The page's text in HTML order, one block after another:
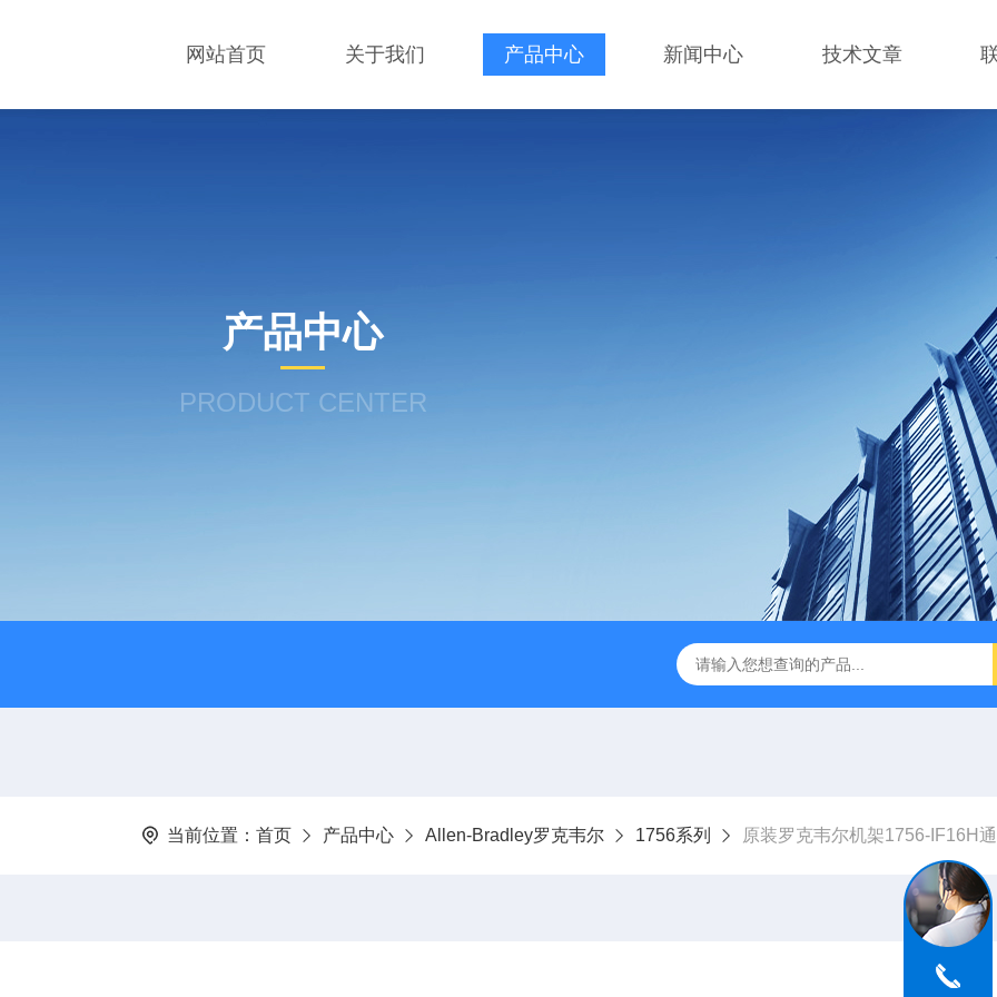
网站首页 关于我们 产品中心 新闻中心 技术文章
产品中心
PRODUCT CENTER
当前位置： 首页 产品中心 Allen-Bradley罗克韦尔 1756系列 原装罗克韦尔机架1756-IF16H